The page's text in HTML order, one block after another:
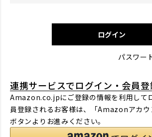
)
ログイン
パスワー
連携サービスでログイン・会員登
Amazon.co.jpにご登録の情報を利用して
員登録されるお客様は、「Amazonアカウ
ボタンよりお進みください。